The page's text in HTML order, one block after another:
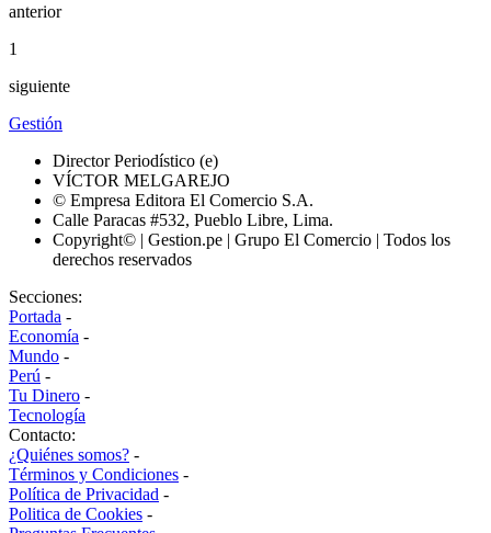
anterior
1
siguiente
Gestión
Director Periodístico (e)
VÍCTOR MELGAREJO
© Empresa Editora El Comercio S.A.
Calle Paracas #532, Pueblo Libre, Lima.
Copyright© | Gestion.pe | Grupo El Comercio | Todos los
derechos reservados
Secciones:
Portada -
Economía -
Mundo -
Perú -
Tu Dinero -
Tecnología
Contacto:
¿Quiénes somos? -
Términos y Condiciones -
Política de Privacidad -
Politica de Cookies -